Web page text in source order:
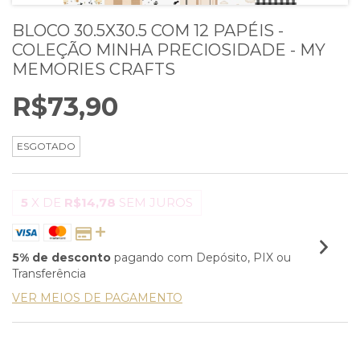
BLOCO 30.5X30.5 COM 12 PAPÉIS -
COLEÇÃO MINHA PRECIOSIDADE - MY
MEMORIES CRAFTS
R$73,90
ESGOTADO
5 X DE R$14,78 SEM JUROS
5% de desconto pagando com Depósito, PIX ou
Transferência
VER MEIOS DE PAGAMENTO